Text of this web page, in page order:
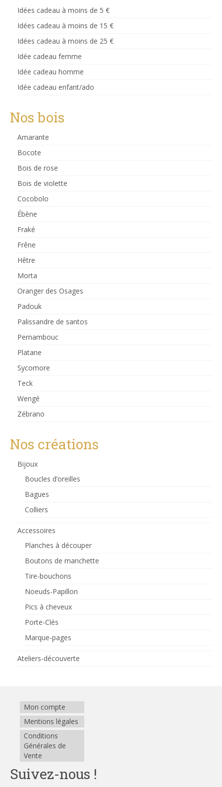
Idées cadeau à moins de 5 €
Idées cadeau à moins de 15 €
Idées cadeau à moins de 25 €
Idée cadeau femme
Idée cadeau homme
Idée cadeau enfant/ado
Nos bois
Amarante
Bocote
Bois de rose
Bois de violette
Cocobolo
Ébène
Fraké
Frêne
Hêtre
Morta
Oranger des Osages
Padouk
Palissandre de santos
Pernambouc
Platane
Sycomore
Teck
Wengé
Zébrano
Nos créations
Bijoux
Boucles d’oreilles
Bagues
Colliers
Accessoires
Planches à découper
Boutons de manchette
Tire-bouchons
Noeuds-Papillon
Pics à cheveux
Porte-Clés
Marque-pages
Ateliers-découverte
Mon compte
Mentions légales
Conditions
Générales de
Vente
Suivez-nous !